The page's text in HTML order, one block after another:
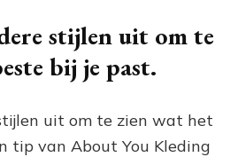
stijlen uit om te
bij je past.
uit om te zien wat het
tip van About You Kleding